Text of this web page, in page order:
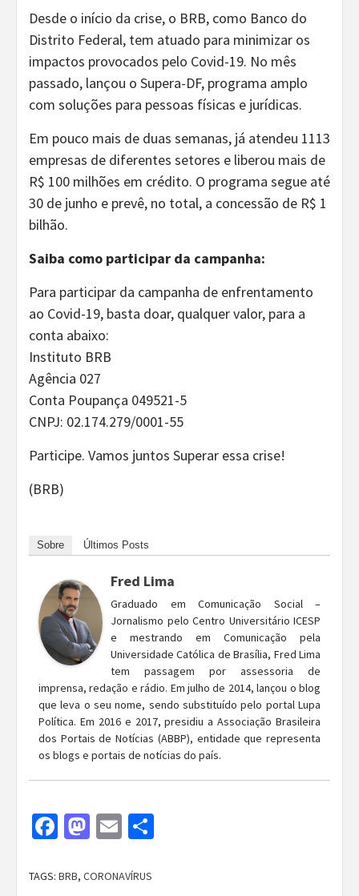
Desde o início da crise, o BRB, como Banco do
Distrito Federal, tem atuado para minimizar os
impactos provocados pelo Covid-19. No mês
passado, lançou o Supera-DF, programa amplo
com soluções para pessoas físicas e jurídicas.
Em pouco mais de duas semanas, já atendeu 1113
empresas de diferentes setores e liberou mais de
R$ 100 milhões em crédito. O programa segue até
30 de junho e prevê, no total, a concessão de R$ 1
bilhão.
Saiba como participar da campanha:
Para participar da campanha de enfrentamento
ao Covid-19, basta doar, qualquer valor, para a
conta abaixo:
Instituto BRB
Agência 027
Conta Poupança 049521-5
CNPJ: 02.174.279/0001-55
Participe. Vamos juntos Superar essa crise!
(BRB)
Sobre Últimos Posts
Fred Lima
Graduado em Comunicação Social –
Jornalismo pelo Centro Universitário ICESP
e mestrando em Comunicação pela
Universidade Católica de Brasília, Fred Lima
tem passagem por assessoria de
imprensa, redação e rádio. Em julho de 2014, lançou o blog
que leva o seu nome, sendo substituído pelo portal Lupa
Política. Em 2016 e 2017, presidiu a Associação Brasileira
dos Portais de Notícias (ABBP), entidade que representa
os blogs e portais de notícias do país.
Facebook
Mastodon
Email
TAGS: BRB, CORONAVÍRUS